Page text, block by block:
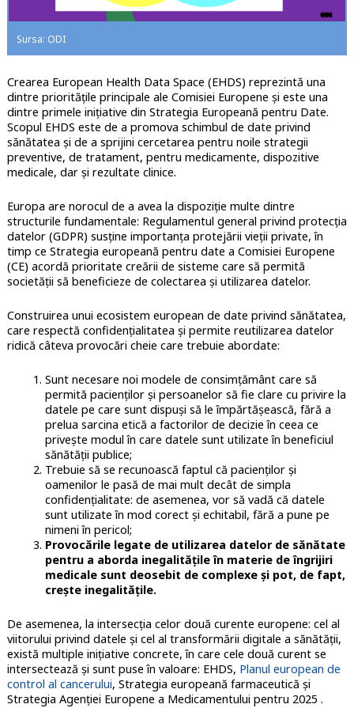
Sursa: ODI
Crearea European Health Data Space (EHDS) reprezintă una
dintre prioritățile principale ale Comisiei Europene și este una
dintre primele inițiative din Strategia Europeană pentru Date.
Scopul EHDS este de a promova schimbul de date privind
sănătatea și de a sprijini cercetarea pentru noile strategii
preventive, de tratament, pentru medicamente, dispozitive
medicale, dar și rezultate clinice.
Europa are norocul de a avea la dispoziție multe dintre
structurile fundamentale: Regulamentul general privind protecția
datelor (GDPR) susține importanța protejării vieții private, în
timp ce Strategia europeană pentru date a Comisiei Europene
(CE) acordă prioritate creării de sisteme care să permită
societății să beneficieze de colectarea și utilizarea datelor.
Construirea unui ecosistem european de date privind sănătatea,
care respectă confidențialitatea și permite reutilizarea datelor
ridică câteva provocări cheie care trebuie abordate:
Sunt necesare noi modele de consimțământ care să
permită pacienților și persoanelor să fie clare cu privire la
datele pe care sunt dispuși să le împărtășească, fără a
prelua sarcina etică a factorilor de decizie în ceea ce
privește modul în care datele sunt utilizate în beneficiul
sănătății publice;
Trebuie să se recunoască faptul că pacienților și
oamenilor le pasă de mai mult decât de simpla
confidențialitate: de asemenea, vor să vadă că datele
sunt utilizate în mod corect și echitabil, fără a pune pe
nimeni în pericol;
Provocările legate de utilizarea datelor de sănătate
pentru a aborda inegalitățile în materie de îngrijiri
medicale sunt deosebit de complexe și pot, de fapt,
crește inegalitățile.
De asemenea, la intersecția celor două curente europene: cel al
viitorului privind datele și cel al transformării digitale a sănătății,
există multiple inițiative concrete, în care cele două curent se
intersectează și sunt puse în valoare: EHDS, Planul european de
control al cancerului, Strategia europeană farmaceutică și
Strategia Agenției Europene a Medicamentului pentru 2025 .